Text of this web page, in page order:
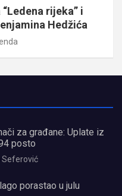
rijeka” i
Hedžića
za građane: Uplate iz
posto
Seferović
porastao u julu